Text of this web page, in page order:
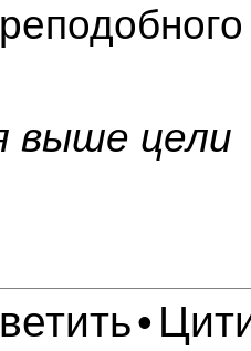
выше цели
•